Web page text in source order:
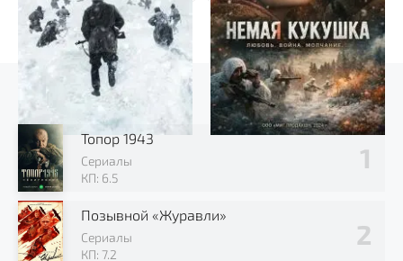
Выбор зрителя
Топор 1943
Сериалы
КП: 6.5
Позывной «Журавли»
Сериалы
КП: 7.2